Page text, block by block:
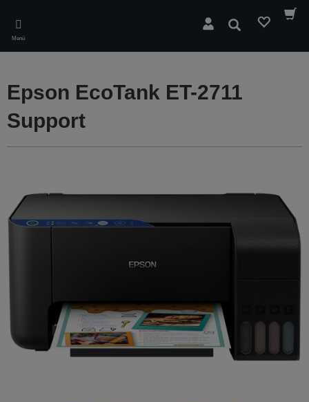
main
content
Menü
Suchen
Epson EcoTank ET-2711
Support